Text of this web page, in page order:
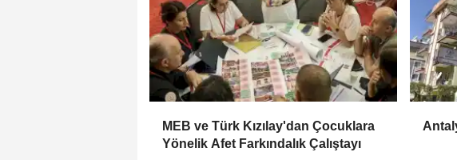
MEB ve Türk Kızılay'dan Çocuklara
Yönelik Afet Farkındalık Çalıştayı